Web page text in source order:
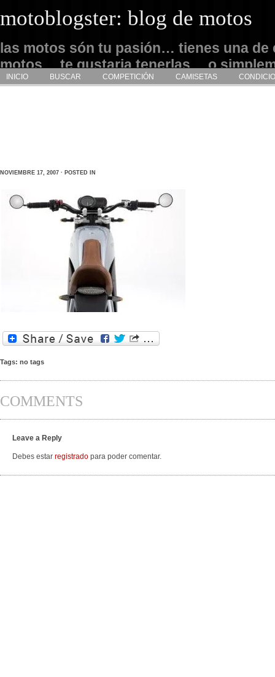
motoblogster: blog de motos
las motos són tu pasión… tienes una de
motos… te gustaria tenerlas… o
admirarlas… este es tu sitio
INICIO BUSCAR COMPETICIÓN CAMISETAS
NOVIEMBRE 17, 2007 · POSTED IN
Tags: no tags
COMMENTS
Leave a Reply
Debes estar registrado para poder comentar.